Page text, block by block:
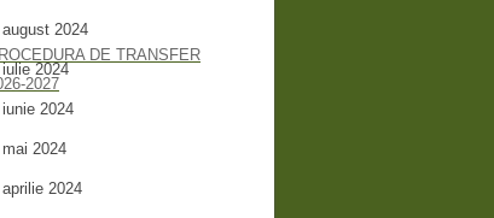
DE TRANSFER
2027
august 2024
iulie 2024
iunie 2024
mai 2024
aprilie 2024